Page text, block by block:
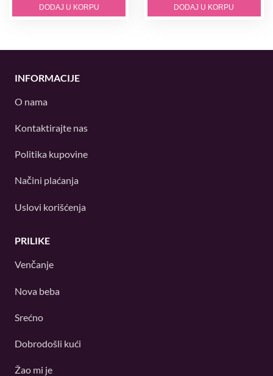
DODAJ U KORPU DODAJ U KORPU
INFORMACIJE
O nama
Kontaktirajte nas
Politika kupovine
Načini plaćanja
Uslovi korišćenja
PRILIKE
Venčanje
Nova beba
Srećno
Dobrodošli kući
Žao mi je